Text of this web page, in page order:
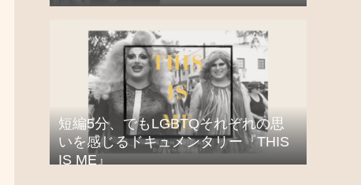
短編5分、でもLGBTQそれぞれの思
いを感じるドキュメンタリー『THIS
IS ME』